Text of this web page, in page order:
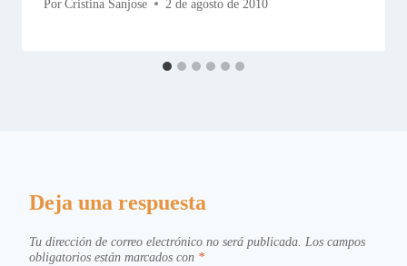
Por Cristina Sanjose 2 de agosto de 2010
Deja una respuesta
Tu dirección de correo electrónico no será publicada. Los campos
obligatorios están marcados con *